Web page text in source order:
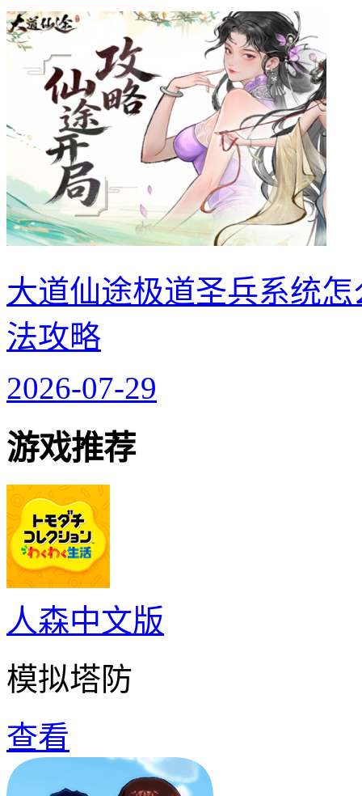
大道仙途极道圣兵系统
法攻略
2026-07-29
游戏推荐
人森中文版
模拟塔防
查看